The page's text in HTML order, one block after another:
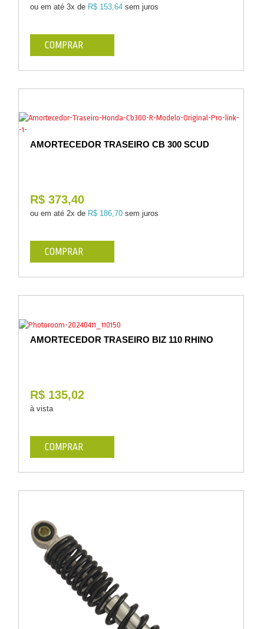
ou em até 3x de R$ 153,64 sem juros
COMPRAR
AMORTECEDOR TRASEIRO CB 300 SCUD
R$ 373,40
ou em até 2x de R$ 186,70 sem juros
COMPRAR
AMORTECEDOR TRASEIRO BIZ 110 RHINO
R$ 135,02
à vista
COMPRAR